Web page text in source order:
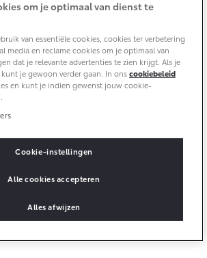
BATTERIJ-ELEKTRISCH
Corolla Touring Sports
maken
aan
100% urban. De volledig elektrische
compact, comfortabel en opvallend
het dagelijkse verkeer in en om de
in, zonder verrassingen. Kies
bereken je maandbedrag
proefrit.
Reserveer nu
om je optimaal van dienst te
van essentiële cookies, cookies ter verbetering
media en reclame cookies om je optimaal van
dat je relevante advertenties te zien krijgt. Als je
je gewoon verder gaan. In onscookiebeleid
en kunt je indien gewenst jouw cookie-
Cookie-instellingen
Alles afwijzen
Alle cookies accepteren